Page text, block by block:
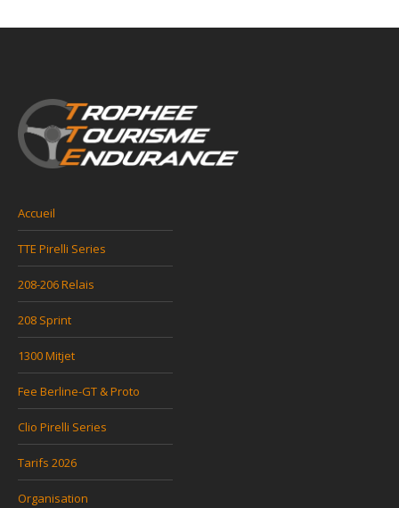
Accueil
TTE Pirelli Series
208-206 Relais
208 Sprint
1300 Mitjet
Fee Berline-GT & Proto
Clio Pirelli Series
Tarifs 2026
Organisation